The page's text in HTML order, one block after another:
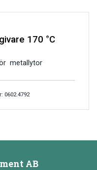
170 °C
metallytor
0602.4792
AB